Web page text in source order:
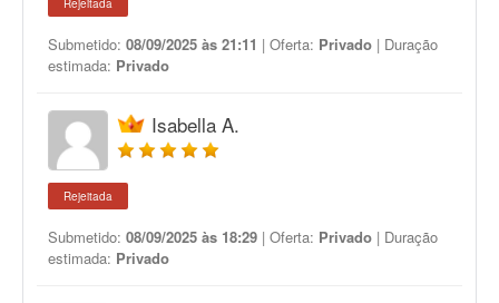
Rejeitada
Submetido: 08/09/2025 às 21:11 | Oferta: Privado | Duração
estimada: Privado
Isabella A.
Rejeitada
Submetido: 08/09/2025 às 18:29 | Oferta: Privado | Duração
estimada: Privado